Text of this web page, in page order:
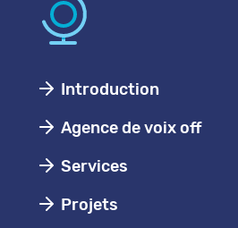
Introduction
Agence de voix off
Services
Projets